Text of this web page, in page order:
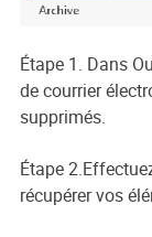
Étape 1. Dans
de courrier
supprimés.
Étape
récupérer vos